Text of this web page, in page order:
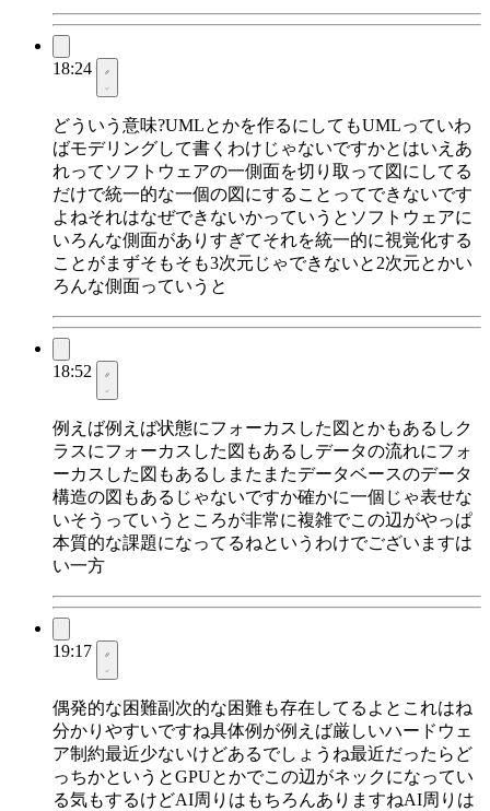
18:24
どういう意味?UMLとかを作るにしてもUMLっていわ
ばモデリングして書くわけじゃないですかとはいえあ
れってソフトウェアの一側面を切り取って図にしてる
だけで統一的な一個の図にすることってできないです
よねそれはなぜできないかっていうとソフトウェアに
いろんな側面がありすぎてそれを統一的に視覚化する
ことがまずそもそも3次元じゃできないと2次元とかい
ろんな側面っていうと
18:52
例えば例えば状態にフォーカスした図とかもあるしク
ラスにフォーカスした図もあるしデータの流れにフォ
ーカスした図もあるしまたまたデータベースのデータ
構造の図もあるじゃないですか確かに一個じゃ表せな
いそうっていうところが非常に複雑でこの辺がやっぱ
本質的な課題になってるねというわけでございますは
い一方
19:17
偶発的な困難副次的な困難も存在してるよとこれはね
分かりやすいですね具体例が例えば厳しいハードウェ
ア制約最近少ないけどあるでしょうね最近だったらど
っちかというとGPUとかでこの辺がネックになってい
る気もするけどAI周りはもちろんありますねAI周りは